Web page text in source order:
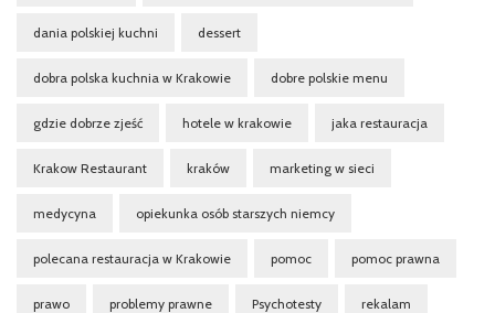
dania polskiej kuchni dessert
dobra polska kuchnia w Krakowie dobre polskie menu
gdzie dobrze zjeść hotele w krakowie jaka restauracja
Krakow Restaurant kraków marketing w sieci
medycyna opiekunka osób starszych niemcy
polecana restauracja w Krakowie pomoc pomoc prawna
prawo problemy prawne Psychotesty rekalam